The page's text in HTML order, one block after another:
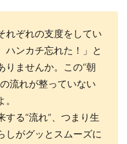
れぞれの支度をしてい
ハンカチ忘れた！」と
りませんか。この“朝
流れが整っていない
る“流れ”、つまり生
しがグッとスムーズに